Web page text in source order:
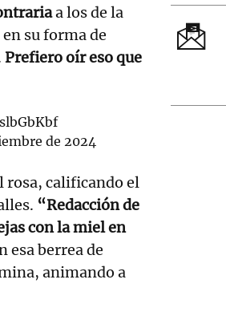
a los de la
su forma de
Prefiero oír eso que
de 2024
rosa, calificando el
“Redacción de
con la miel en
esa berrea de
animando a